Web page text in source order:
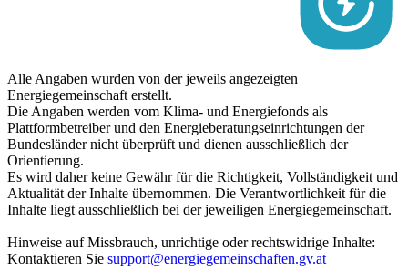
Alle Angaben wurden von der jeweils angezeigten
Energiegemeinschaft erstellt.
Die Angaben werden vom Klima- und Energiefonds als
Plattformbetreiber und den Energieberatungseinrichtungen der
Bundesländer nicht überprüft und dienen ausschließlich der
Orientierung.
Es wird daher keine Gewähr für die Richtigkeit, Vollständigkeit und
Aktualität der Inhalte übernommen. Die Verantwortlichkeit für die
Inhalte liegt ausschließlich bei der jeweiligen Energiegemeinschaft.
Hinweise auf Missbrauch, unrichtige oder rechtswidrige Inhalte:
Kontaktieren Sie support@energiegemeinschaften.gv.at